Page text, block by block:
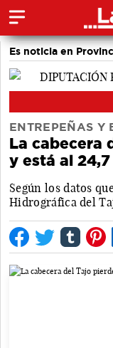
Es noticia en
Medio Ambiente
ENTREPEÑAS Y
La cabecera
y está al
Según los datos
Hidrográfica del